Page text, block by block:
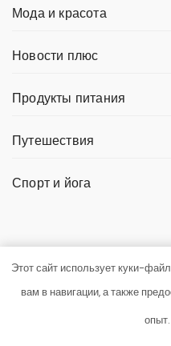
Мода и красота
Новости плюс
Продукты питания
Путешествия
Спорт и йога
You missed
Этот сайт использует куки-
вам в навигации, а также
опыт.